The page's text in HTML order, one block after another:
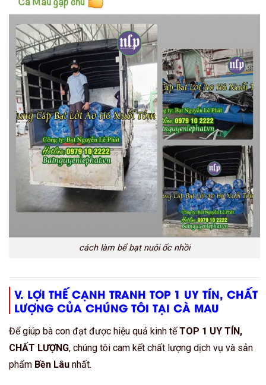
cách làm bể bạt nuôi ốc nhồi
V. LỢI THẾ CẠNH TRANH TOP 1 UY TÍN, CHẤT
LƯỢNG CỦA CHÚNG TÔI TẠI CÀ MAU
Để giúp bà con đạt được hiệu quả kinh tếTOP 1 UY TÍN,
CHẤT LƯỢNG, chúng tôi cam kết chất lượng dịch vụ và sản
phẩm Bền Lâu nhất.